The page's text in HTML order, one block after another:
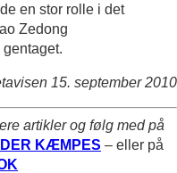
en stor rolle i det
Zedong
gentaget.
15. september 2010
artikler og følg med på
DER KÆMPES – eller på